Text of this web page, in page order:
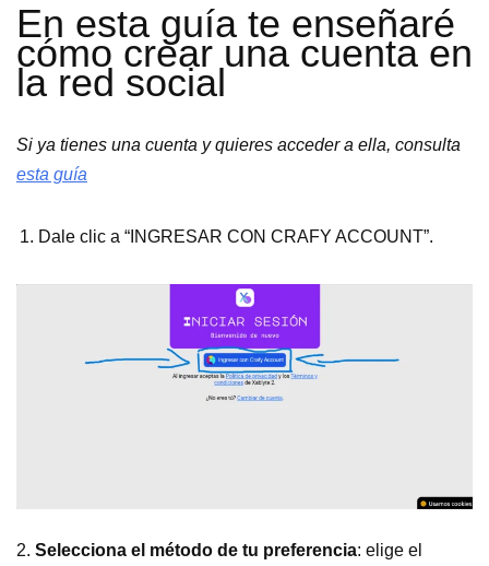
En esta guía te enseñaré
cómo crear una cuenta en
la red social
Si ya tienes una cuenta y quieres acceder a ella, consulta
esta guía
Dale clic a “INGRESAR CON CRAFY ACCOUNT”.
2. Selecciona el método de tu preferencia: elige el